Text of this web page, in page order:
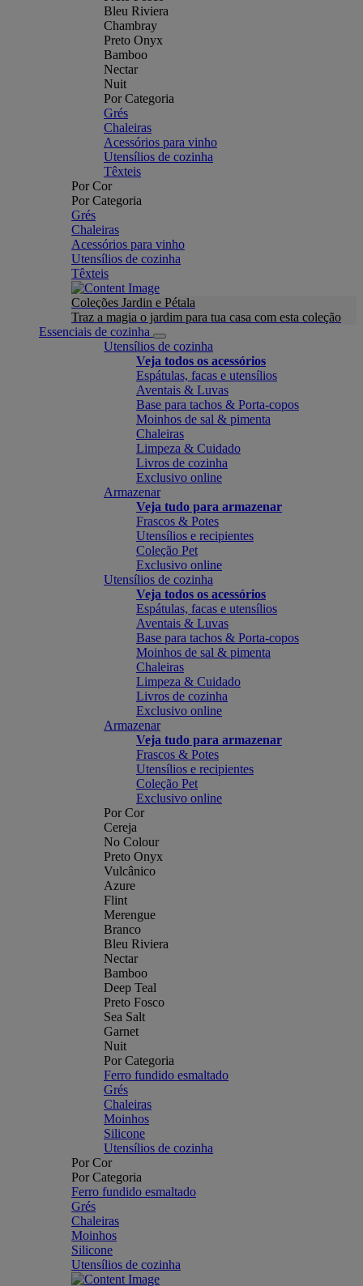
Bleu Riviera
Chambray
Preto Onyx
Bamboo
Nectar
Nuit
Por Categoria
Grés
Chaleiras
Acessórios para vinho
Utensílios de cozinha
Têxteis
Por Cor
Por Categoria
Grés
Chaleiras
Acessórios para vinho
Utensílios de cozinha
Têxteis
Coleções Jardin e Pétala
Traz a magia o jardim para tua casa com esta coleção
Essenciais de cozinha
Utensílios de cozinha
Veja todos os acessórios
Espátulas, facas e utensílios
Aventais & Luvas
Base para tachos & Porta-copos
Moinhos de sal & pimenta
Chaleiras
Limpeza & Cuidado
Livros de cozinha
Exclusivo online
Armazenar
Veja tudo para armazenar
Frascos & Potes
Utensílios e recipientes
Coleção Pet
Exclusivo online
Utensílios de cozinha
Veja todos os acessórios
Espátulas, facas e utensílios
Aventais & Luvas
Base para tachos & Porta-copos
Moinhos de sal & pimenta
Chaleiras
Limpeza & Cuidado
Livros de cozinha
Exclusivo online
Armazenar
Veja tudo para armazenar
Frascos & Potes
Utensílios e recipientes
Coleção Pet
Exclusivo online
Por Cor
Cereja
No Colour
Preto Onyx
Vulcânico
Azure
Flint
Merengue
Branco
Bleu Riviera
Nectar
Bamboo
Deep Teal
Preto Fosco
Sea Salt
Garnet
Nuit
Por Categoria
Ferro fundido esmaltado
Grés
Chaleiras
Moinhos
Silicone
Utensílios de cozinha
Por Cor
Por Categoria
Ferro fundido esmaltado
Grés
Chaleiras
Moinhos
Silicone
Utensílios de cozinha